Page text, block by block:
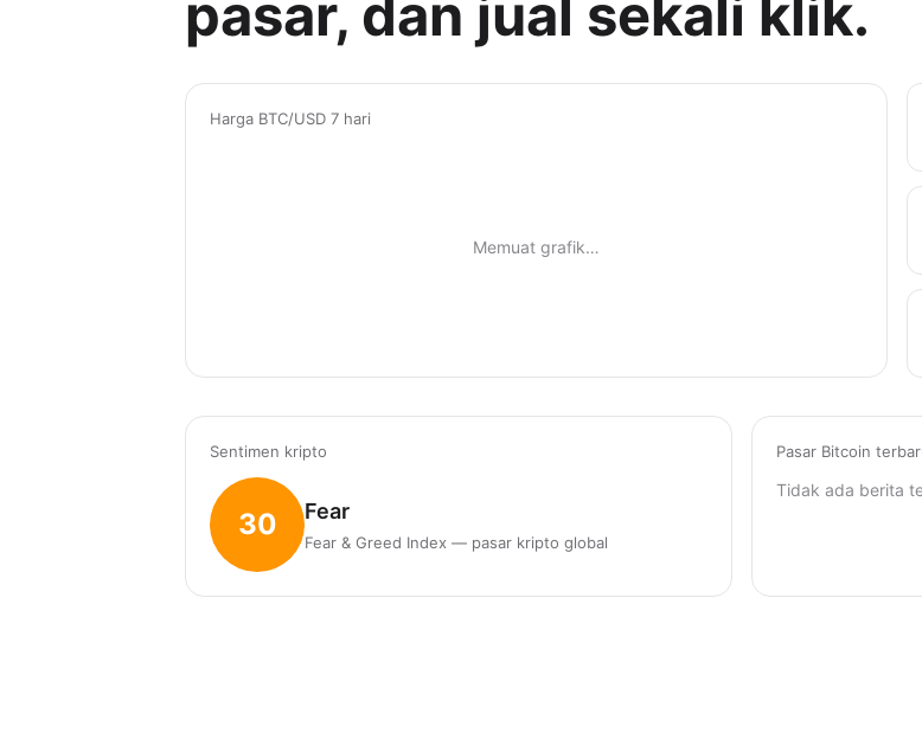
pasar, dan jual sekali klik.
Harga BTC/USD 7 hari
Memuat grafik…
Sentimen kripto
30 Fear
Fear & Greed Index — pasar kripto global
Pasar Bitcoin
Tidak ada berita